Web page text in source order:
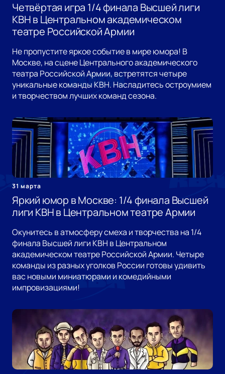
Четвёртая игра 1/4 финала Высшей лиги
КВН в Центральном академическом
театре Российской Армии
Не пропустите яркое событие в мире юмора! В
Москве, на сцене Центрального академического
театра Российской Армии, встретятся четыре
уникальные команды КВН. Насладитесь остроумием
и творчеством лучших команд сезона.
31 марта
Яркий юмор в Москве: 1/4 финала Высшей
лиги КВН в Центральном театре Армии
Окунитесь в атмосферу смеха и творчества на 1/4
финала Высшей лиги КВН в Центральном
академическом театре Российской Армии. Четыре
команды из разных уголков России готовы удивить
вас новыми миниатюрами и комедийными
импровизациями!